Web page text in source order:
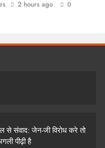
2 hours ago 0
से संवाद: जेन-जी विरोध करे तो
पीढ़ी है